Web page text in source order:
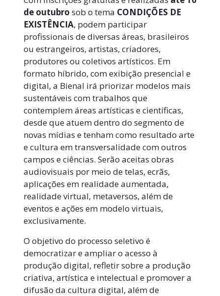
de outubro sob o tema CONDIÇÕES DE
EXISTÊNCIA, podem participar
profissionais de diversas áreas, brasileiros
ou estrangeiros, artistas, criadores,
produtores ou coletivos artísticos. Em
formato híbrido, com exibição presencial e
digital, a Bienal irá priorizar modelos mais
sustentáveis com trabalhos que
contemplem áreas artísticas e científicas,
desde que atuem dentro do segmento de
novas mídias e tenham como resultado arte
e cultura em transversalidade com outros
campos e ciências. Serão aceitas obras
audiovisuais por meio de telas, ecrãs,
aplicações em realidade aumentada,
realidade virtual, metaversos, além de
eventos e ações em modelo virtuais,
exclusivamente.
O objetivo do processo seletivo é
democratizar e ampliar o acesso à
produção digital, refletir sobre a produção
criativa, artística e intelectual e promover a
difusão da cultura digital, além de